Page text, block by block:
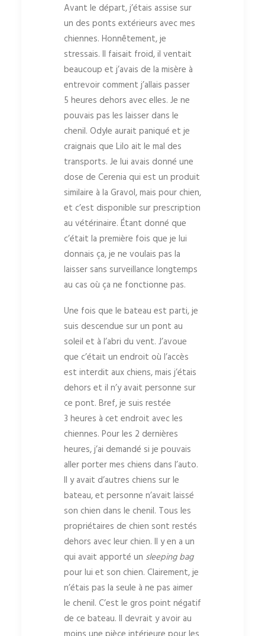
Avant le départ, j’étais assise sur
un des ponts extérieurs avec mes
chiennes. Honnêtement, je
stressais. Il faisait froid, il ventait
beaucoup et j’avais de la misère à
entrevoir comment j’allais passer
5 heures dehors avec elles. Je ne
pouvais pas les laisser dans le
chenil. Odyle aurait paniqué et je
craignais que Lilo ait le mal des
transports. Je lui avais donné une
dose de Cerenia qui est un produit
similaire à la Gravol, mais pour chien,
et c’est disponible sur prescription
au vétérinaire. Étant donné que
c’était la première fois que je lui
donnais ça, je ne voulais pas la
laisser sans surveillance longtemps
au cas où ça ne fonctionne pas.
Une fois que le bateau est parti, je
suis descendue sur un pont au
soleil et à l’abri du vent. J’avoue
que c’était un endroit où l’accès
est interdit aux chiens, mais j’étais
dehors et il n’y avait personne sur
ce pont. Bref, je suis restée
3 heures à cet endroit avec les
chiennes. Pour les 2 dernières
heures, j’ai demandé si je pouvais
aller porter mes chiens dans l’auto.
Il y avait d’autres chiens sur le
bateau, et personne n’avait laissé
son chien dans le chenil. Tous les
propriétaires de chien sont restés
dehors avec leur chien. Il y en a un
qui avait apporté un sleeping bag
pour lui et son chien. Clairement, je
n’étais pas la seule à ne pas aimer
le chenil. C’est le gros point négatif
de ce bateau. Il devrait y avoir au